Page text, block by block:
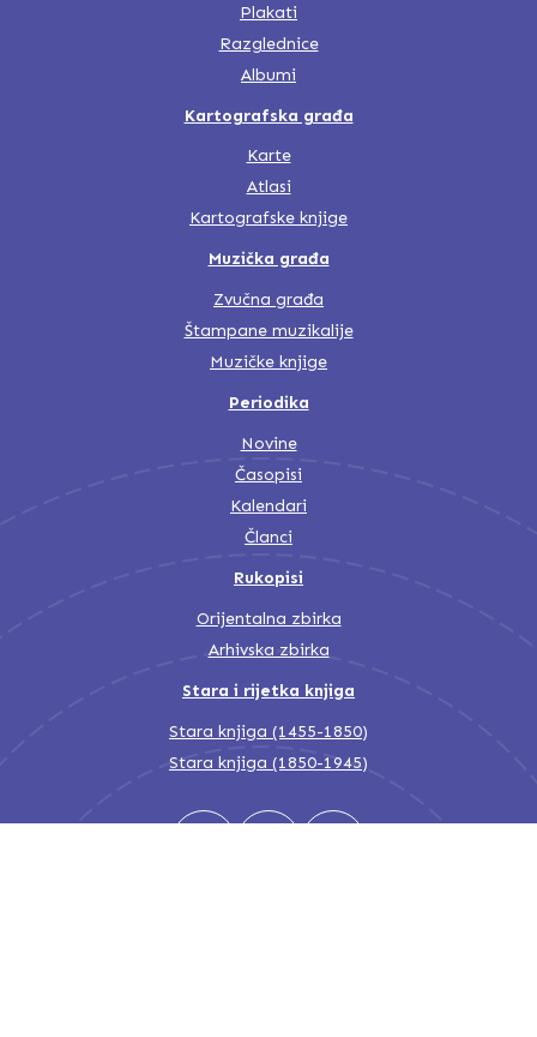
Plakati
Razglednice
Albumi
Kartografska građa
Karte
Atlasi
Kartografske knjige
Muzička građa
Zvučna građa
Štampane muzikalije
Muzičke knjige
Periodika
Novine
Časopisi
Kalendari
Članci
Rukopisi
Orijentalna zbirka
Arhivska zbirka
Stara i rijetka knjiga
Stara knjiga (1455-1850)
Stara knjiga (1850-1945)